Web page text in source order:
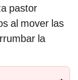
pastor
al mover las
la